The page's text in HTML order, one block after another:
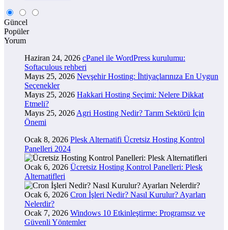
Güncel
Popüler
Yorum
Haziran 24, 2026 cPanel ile WordPress kurulumu:
Softaculous rehberi
Mayıs 25, 2026 Nevşehir Hosting: İhtiyaçlarınıza En Uygun
Seçenekler
Mayıs 25, 2026 Hakkari Hosting Seçimi: Nelere Dikkat
Etmeli?
Mayıs 25, 2026 Agri Hosting Nedir? Tarım Sektörü İçin
Önemi
Ocak 8, 2026 Plesk Alternatifi Ücretsiz Hosting Kontrol
Panelleri 2024
Ocak 6, 2026 Ücretsiz Hosting Kontrol Panelleri: Plesk
Alternatifleri
Ocak 6, 2026 Cron İşleri Nedir? Nasıl Kurulur? Ayarları
Nelerdir?
Ocak 7, 2026 Windows 10 Etkinleştirme: Programsız ve
Güvenli Yöntemler